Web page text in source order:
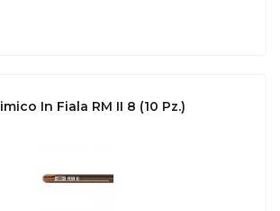
In Fiala RM II 8 (10 Pz.)